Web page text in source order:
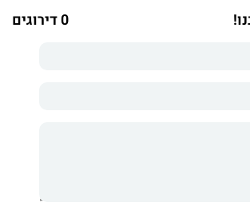
שהוא נראה.
וטסלה, ששינו את חיי כולנו ללא
0 דירוגים